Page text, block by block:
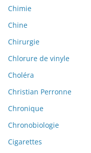
Chimie
Chine
Chirurgie
Chlorure de vinyle
Choléra
Christian Perronne
Chronique
Chronobiologie
Cigarettes